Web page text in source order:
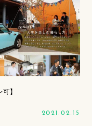
】
2021.02.15